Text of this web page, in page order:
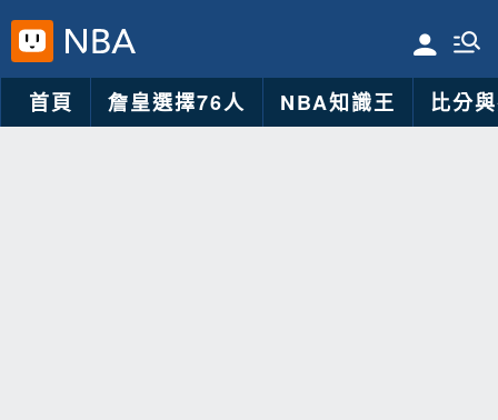
首頁 詹皇選擇76人 NBA知識王 比分